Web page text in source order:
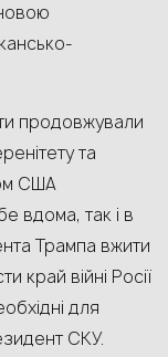
продовжували
та
США
вдома, так і в
Трампа вжити
край війні Росії
для
СКУ.